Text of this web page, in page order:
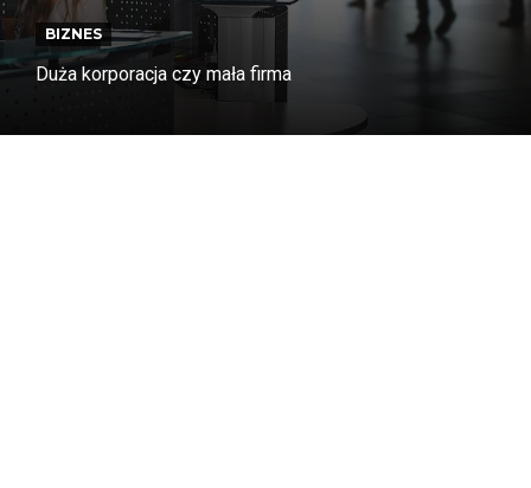
BIZNES
Duża korporacja czy mała firma